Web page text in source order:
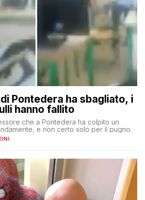
Pontedera ha sbagliato, i
hanno fallito
che a Pontedera ha colpito un
e non certo solo per il pugno